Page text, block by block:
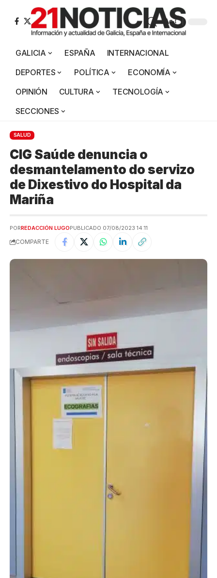
Aa
GALICIA ESPAÑA
INTERNACIONAL
DEPORTES
POLÍTICA
ECONOMÍA
OPINIÓN
CULTURA
TECNOLOGÍA
SECCIONES
SALUD
CIG Saúde denuncia o
desmantelamento do servizo
de Dixestivo do Hospital da
Mariña
PORREDACCIÓN LUGOPUBLICADO 07/08/2023 14:11
COMPARTE